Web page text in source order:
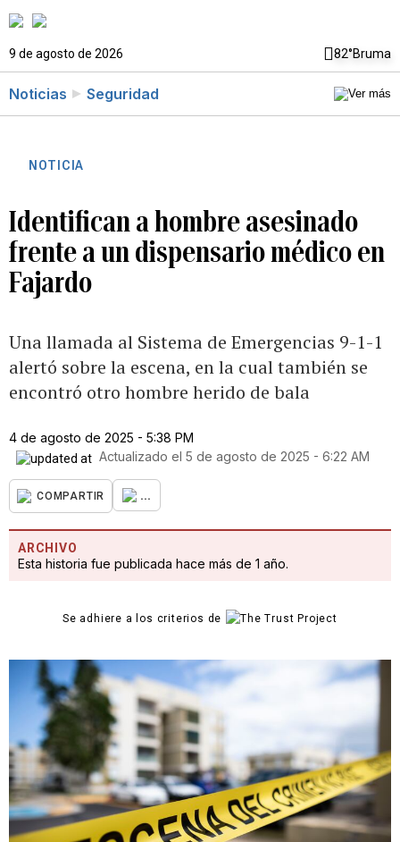
9 de agosto de 2026 82°Bruma
Noticias Seguridad
NOTICIA
Identifican a hombre asesinado
frente a un dispensario médico en
Fajardo
Una llamada al Sistema de Emergencias 9-1-1
alertó sobre la escena, en la cual también se
encontró otro hombre herido de bala
4 de agosto de 2025 - 5:38 PM
Actualizado el 5 de agosto de 2025 - 6:22 AM
COMPARTIR ...
ARCHIVO
Esta historia fue publicada hace más de 1 año.
Se adhiere a los criterios de